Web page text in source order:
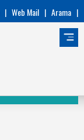
| Web Mail | Arama |